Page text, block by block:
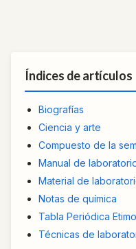
Índices de artículos
Biografías
Ciencia y arte
Compuesto de la
Manual de
Material de
Notas de química
Tabla Periódica
Técnicas de